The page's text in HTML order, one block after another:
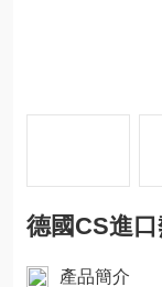
德國CS進
產品簡介